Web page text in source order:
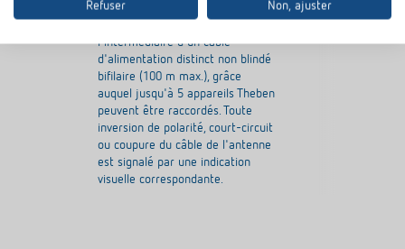
le coffret de distribution. Le
l'intermédiaire d'un câble
d'alimentation distinct non blindé
bifilaire (100 m max.), grâce
auquel jusqu'à 5 appareils Theben
peuvent être raccordés. Toute
inversion de polarité, court-circuit
ou coupure du câble de l'antenne
est signalé par une indication
visuelle correspondante.
Refuser Non, ajuster